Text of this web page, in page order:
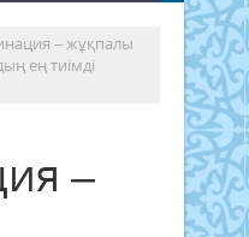
– жұқпалы
ең тиімді
–